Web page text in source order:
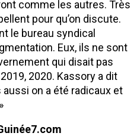
comme les autres. Très
pour qu’on discute.
le bureau syndical
Eux, ils ne sont
qui disait pas
2020. Kassory a dit
aussi on a été radicaux et